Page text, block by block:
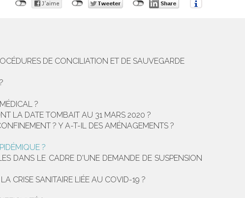
DE CONCILIATION ET DE SAUVEGARDE
?
LA DATE TOMBAIT AU 31 MARS 2020 ?
? Y A-T-IL DES AMÉNAGEMENTS ?
?
DANS LE CADRE D'UNE DEMANDE DE SUSPENSION
CRISE SANITAIRE LIÉE AU COVID-19 ?